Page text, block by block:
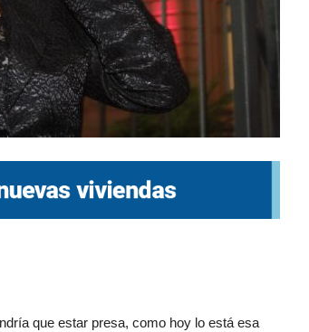
que estar presa, como hoy lo está esa